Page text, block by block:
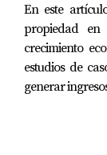
Invertir en
playa es más
oportunidad
sea que
En este
propiedad en
crecimiento
estudios de
generar